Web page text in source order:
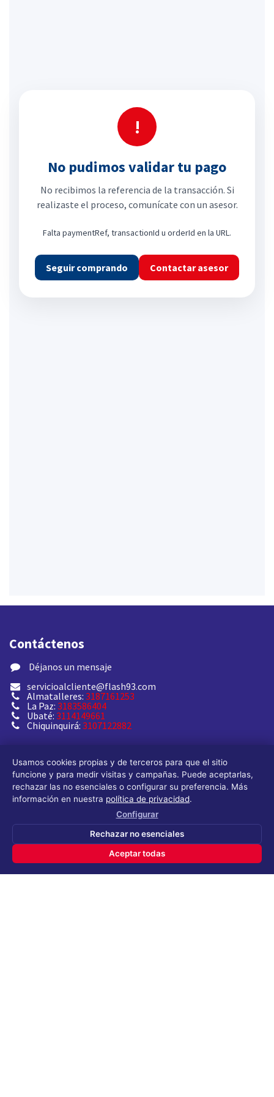
!
No pudimos validar tu pago
No recibimos la referencia de la transacción. Si
realizaste el proceso, comunícate con un asesor.
Falta paymentRef, transactionId u orderId en la URL.
Seguir comprando Contactar asesor
Contáctenos
​ Déjanos un mensaje
servicioalcliente@flash93.com
Almatalleres: 3187161253
La Paz: 3183586404
Ubaté: 3114149661
Chiquinquirá: 3107122882
TORNIMANGUERAS FLASH 93 S.A.S.
Carrera 36 # 7 -73
Usamos cookies propias y de terceros para que el sitio
funcione y para medir visitas y campañas. Puede aceptarlas,
rechazar las no esenciales o configurar su preferencia. Más
información en nuestra política de privacidad.
Configurar
Rechazar no esenciales
Aceptar todas